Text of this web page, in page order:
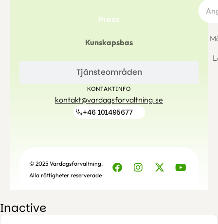
Press
Tjänsteområden
Kunskapsbas
KONTAKTINFO
kontakt@vardagsforvaltning.se
+46 101495677
© 2025 Vardagsförvaltning.
Alla rättigheter reserverade
Inactive